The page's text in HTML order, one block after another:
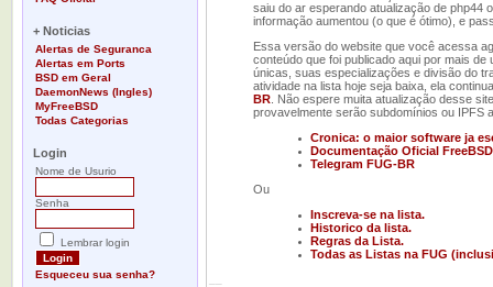
+ Noticias
Alertas de Seguranca
Alertas em Ports
BSD em Geral
DaemonNews (Ingles)
MyFreeBSD
Todas Categorias
Login
Nome de Usurio
Senha
Lembrar login
Esqueceu sua senha?
saiu do ar esperando atualização de php44
informação aumentou (o que é ótimo), e
Essa versão do website que você acessa
conteúdo que foi publicado aqui por mais
únicas, suas especializações e divisão do
atividade na lista hoje seja baixa, ela
BR . Não espere muita atualização desse
provavelmente serão subdomínios ou IPFS
Cronica: o maior software ja
Documentação Oficial
Telegram FUG-BR
Ou
Inscreva-se na lista.
Historico da lista.
Regras da Lista.
Todas as Listas na FUG